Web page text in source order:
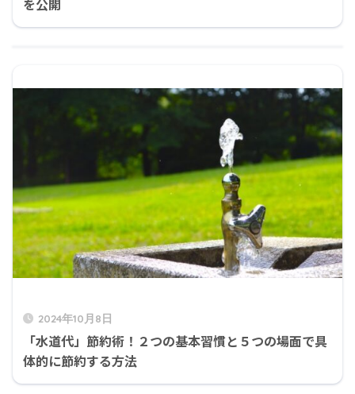
2024年10月8日
「水道代」節約術！２つの基本習慣と５つの場面で具
体的に節約する方法